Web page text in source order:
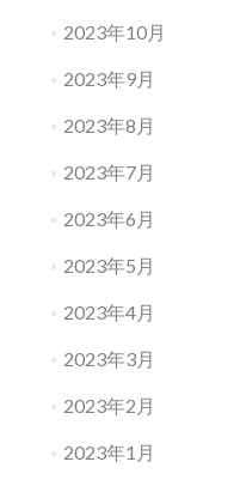
2023年10月
2023年9月
2023年8月
2023年7月
2023年6月
2023年5月
2023年4月
2023年3月
2023年2月
2023年1月